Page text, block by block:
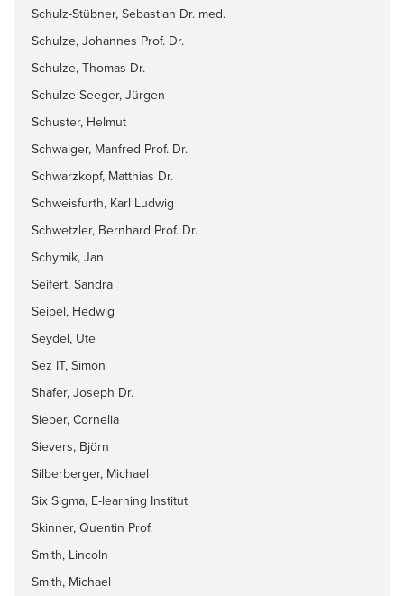
Schulz-Stübner, Sebastian Dr. med.
Schulze, Johannes Prof. Dr.
Schulze, Thomas Dr.
Schulze-Seeger, Jürgen
Schuster, Helmut
Schwaiger, Manfred Prof. Dr.
Schwarzkopf, Matthias Dr.
Schweisfurth, Karl Ludwig
Schwetzler, Bernhard Prof. Dr.
Schymik, Jan
Seifert, Sandra
Seipel, Hedwig
Seydel, Ute
Sez IT, Simon
Shafer, Joseph Dr.
Sieber, Cornelia
Sievers, Björn
Silberberger, Michael
Six Sigma, E-learning Institut
Skinner, Quentin Prof.
Smith, Lincoln
Smith, Michael